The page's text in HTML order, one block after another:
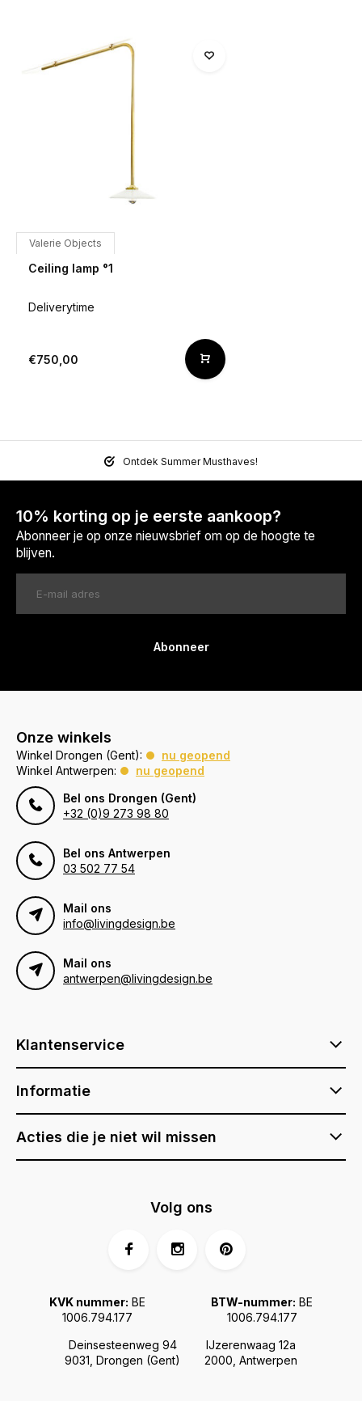
Valerie Objects
Ceiling lamp °1
Deliverytime
€750,00
Ontdek Summer Musthaves!
10% korting op je eerste aankoop?
Abonneer je op onze nieuwsbrief om op de hoogte te
blijven.
Abonneer
Onze winkels
Winkel Drongen (Gent):
nu geopend
Winkel Antwerpen:
nu geopend
Bel ons Drongen (Gent)
+32 (0)9 273 98 80
Bel ons Antwerpen
03 502 77 54
Mail ons
info@livingdesign.be
Mail ons
antwerpen@livingdesign.be
Klantenservice
Informatie
Acties die je niet wil missen
Deinsesteenweg 94
9031, Drongen (Gent)
IJzerenwaag 12a
2000, Antwerpen
KVK nummer: BE
1006.794.177
BTW-nummer: BE
1006.794.177
Volg ons